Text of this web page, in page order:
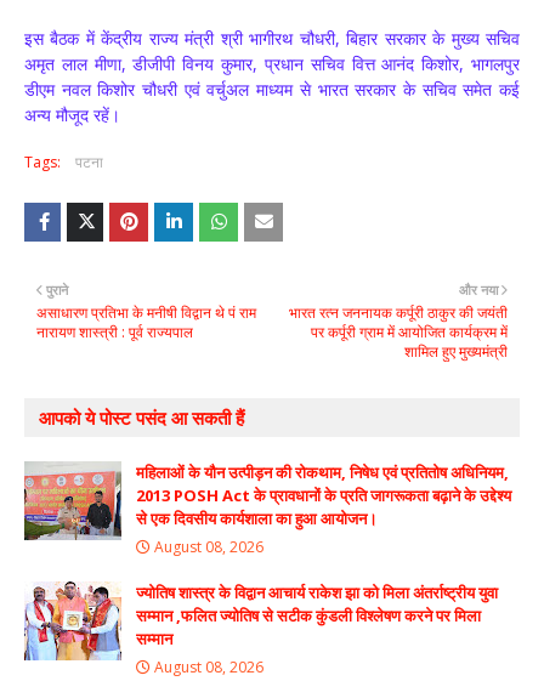
इस बैठक में केंद्रीय राज्य मंत्री श्री भागीरथ चौधरी, बिहार सरकार के मुख्य सचिव
अमृत लाल मीणा, डीजीपी विनय कुमार, प्रधान सचिव वित्त आनंद किशोर, भागलपुर
डीएम नवल किशोर चौधरी एवं वर्चुअल माध्यम से भारत सरकार के सचिव समेत कई
अन्य मौजूद रहें।
Tags: पटना
और नया
भारत रत्न जननायक कर्पूरी ठाकुर की जयंती
पर कर्पूरी ग्राम में आयोजित कार्यक्रम में
शामिल हुए मुख्यमंत्री
पुराने
असाधारण प्रतिभा के मनीषी विद्वान थे पं राम
नारायण शास्त्री : पूर्व राज्यपाल
आपको ये पोस्ट पसंद आ सकती हैं
महिलाओं के यौन उत्पीड़न की रोकथाम, निषेध एवं प्रतितोष अधिनियम,
2013 POSH Act के प्रावधानों के प्रति जागरूकता बढ़ाने के उद्देश्य
से एक दिवसीय कार्यशाला का हुआ आयोजन।
August 08, 2026
ज्योतिष शास्त्र के विद्वान आचार्य राकेश झा को मिला अंतर्राष्ट्रीय युवा
सम्मान ,फलित ज्योतिष से सटीक कुंडली विश्लेषण करने पर मिला
सम्मान
August 08, 2026